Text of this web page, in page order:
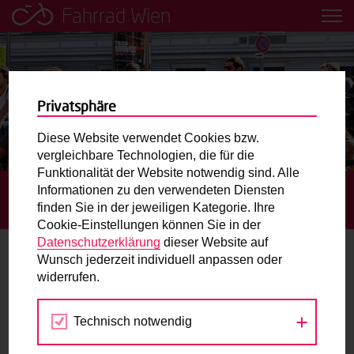
Fahrrad Wien
Leih dir einfach ein Transportfahrrad in deiner Nähe aus!
Mobilitätsbildung für Kinder und
Jugendliche
Radweg-Projektkarte
Routenplaner
Mit dem Fahrrad in Wien unterwegs? Hier finden Sie die
beste Route.
Wunschbox
Sie haben ein Anliegen zum Radverkehr? Schreiben Sie
STARTSEITE TERMINE
VOM WIENTAL IN DEN
WILDGARTEN – MIT DEM RAD QUER DURCH MEIDLING
28.
JUL
2022
Privatsphäre
Diese Website verwendet Cookies bzw.
vergleichbare Technologien, die für die
Funktionalität der Website notwendig sind. Alle
Informationen zu den verwendeten Diensten
finden Sie in der jeweiligen Kategorie. Ihre
Cookie-Einstellungen können Sie in der
Datenschutzerklärung dieser Website auf
Wunsch jederzeit individuell anpassen oder
widerrufen.
Technisch notwendig